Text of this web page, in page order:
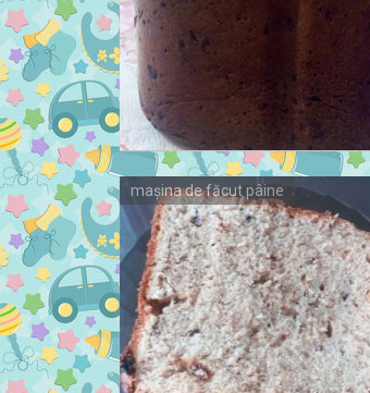
mașina de făcut pâine